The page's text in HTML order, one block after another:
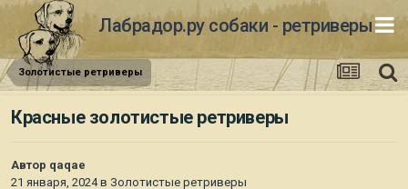
Лабрадор.ру собаки - ретриверы
Золотистые ретриверы
Красные золотистые ретриверы
Автор qaqae
21 января, 2024в Золотистые ретриверы